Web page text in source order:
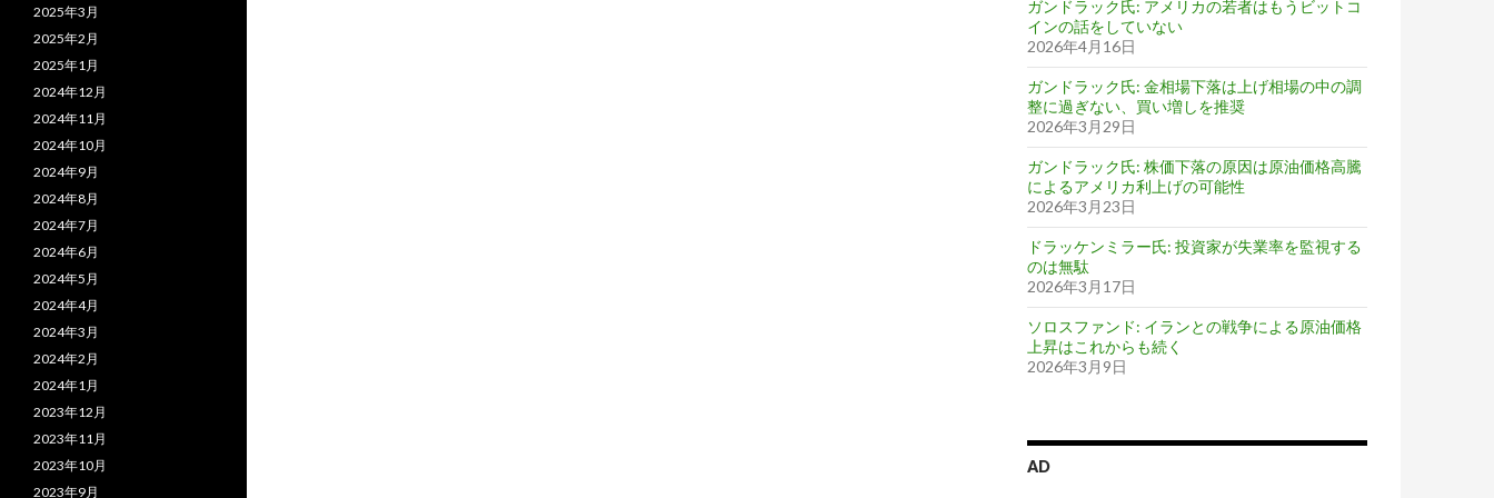
ガンドラック氏: アメリカの若者はもうビットコ
インの話をしていない
2026年4月16日
ガンドラック氏: 金相場下落は上げ相場の中の調
整に過ぎない、買い増しを推奨
2026年3月29日
ガンドラック氏: 株価下落の原因は原油価格高騰
によるアメリカ利上げの可能性
2026年3月23日
ドラッケンミラー氏: 投資家が失業率を監視する
のは無駄
2026年3月17日
ソロスファンド: イランとの戦争による原油価格
上昇はこれからも続く
2026年3月9日
AD
2025年3月
2025年2月
2025年1月
2024年12月
2024年11月
2024年10月
2024年9月
2024年8月
2024年7月
2024年6月
2024年5月
2024年4月
2024年3月
2024年2月
2024年1月
2023年12月
2023年11月
2023年10月
2023年9月